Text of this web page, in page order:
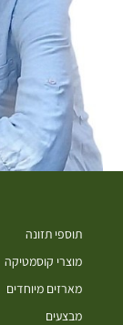
תוספי תזונה
מוצרי קוסמטיקה
מארזים מיוחדים
מבצעים